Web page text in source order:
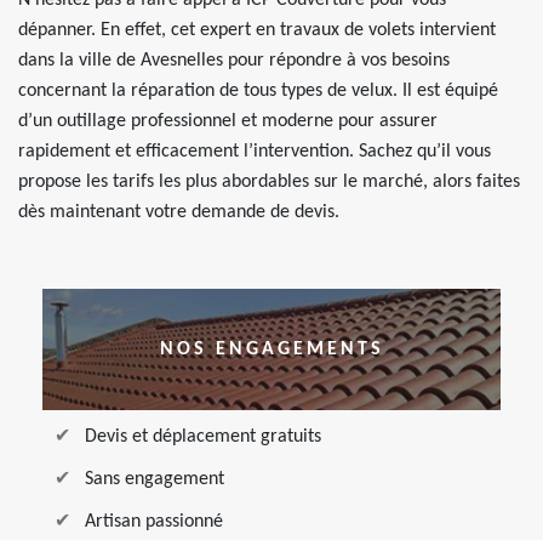
dépanner. En effet, cet expert en travaux de volets intervient
dans la ville de Avesnelles pour répondre à vos besoins
concernant la réparation de tous types de velux. Il est équipé
d’un outillage professionnel et moderne pour assurer
rapidement et efficacement l’intervention. Sachez qu’il vous
propose les tarifs les plus abordables sur le marché, alors faites
dès maintenant votre demande de devis.
NOS ENGAGEMENTS
Devis et déplacement gratuits
Sans engagement
Artisan passionné